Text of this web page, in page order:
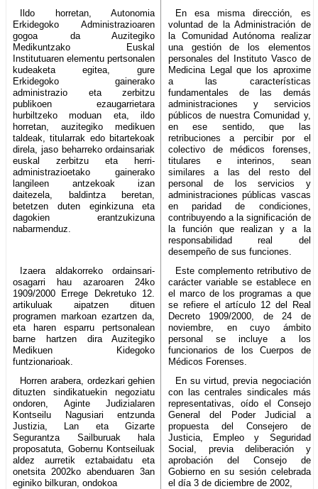
Ildo horretan, Autonomia
Erkidegoko Administrazioaren
gogoa da Auzitegiko
Medikuntzako Euskal
Institutuaren elementu pertsonalen
kudeaketa egitea, gure
Erkidegoko gainerako
administrazio eta zerbitzu
publikoen ezaugarrietara
hurbiltzeko moduan eta, ildo
horretan, auzitegiko medikuen
taldeak, titularrak edo bitartekoak
direla, jaso beharreko ordainsariak
euskal zerbitzu eta herri-
administrazioetako gainerako
langileen antzekoak izan
daitezela, baldintza beretan,
betetzen duten eginkizuna eta
dagokien erantzukizuna
nabarmenduz.
En esa misma dirección, es
voluntad de la Administración de
la Comunidad Autónoma realizar
una gestión de los elementos
personales del Instituto Vasco de
Medicina Legal que los aproxime
a las características
fundamentales de las demás
administraciones y servicios
públicos de nuestra Comunidad y,
en ese sentido, que las
retribuciones a percibir por el
colectivo de médicos forenses,
titulares e interinos, sean
similares a las del resto del
personal de los servicios y
administraciones públicas vascas
en paridad de condiciones,
contribuyendo a la significación de
la función que realizan y a la
responsabilidad real del
desempeño de sus funciones.
Izaera aldakorreko ordainsari-
osagarri hau azaroaren 24ko
1909/2000 Errege Dekretuko 12.
artikuluak aipatzen dituen
programen markoan ezartzen da,
eta haren esparru pertsonalean
barne hartzen dira Auzitegiko
Medikuen Kidegoko
funtzionarioak.
Este complemento retributivo de
carácter variable se establece en
el marco de los programas a que
se refiere el artículo 12 del Real
Decreto 1909/2000, de 24 de
noviembre, en cuyo ámbito
personal se incluye a los
funcionarios de los Cuerpos de
Médicos Forenses.
Horren arabera, ordezkari gehien
dituzten sindikatuekin negoziatu
ondoren, Aginte Judizialaren
Kontseilu Nagusiari entzunda
Justizia, Lan eta Gizarte
Segurantza Sailburuak hala
proposatuta, Gobernu Kontseiluak
aldez aurretik eztabaidatu eta
onetsita 2002ko abenduaren 3an
eginiko bilkuran, ondokoa
En su virtud, previa negociación
con las centrales sindicales más
representativas, oído el Consejo
General del Poder Judicial a
propuesta del Consejero de
Justicia, Empleo y Seguridad
Social, previa deliberación y
aprobación del Consejo de
Gobierno en su sesión celebrada
el día 3 de diciembre de 2002,